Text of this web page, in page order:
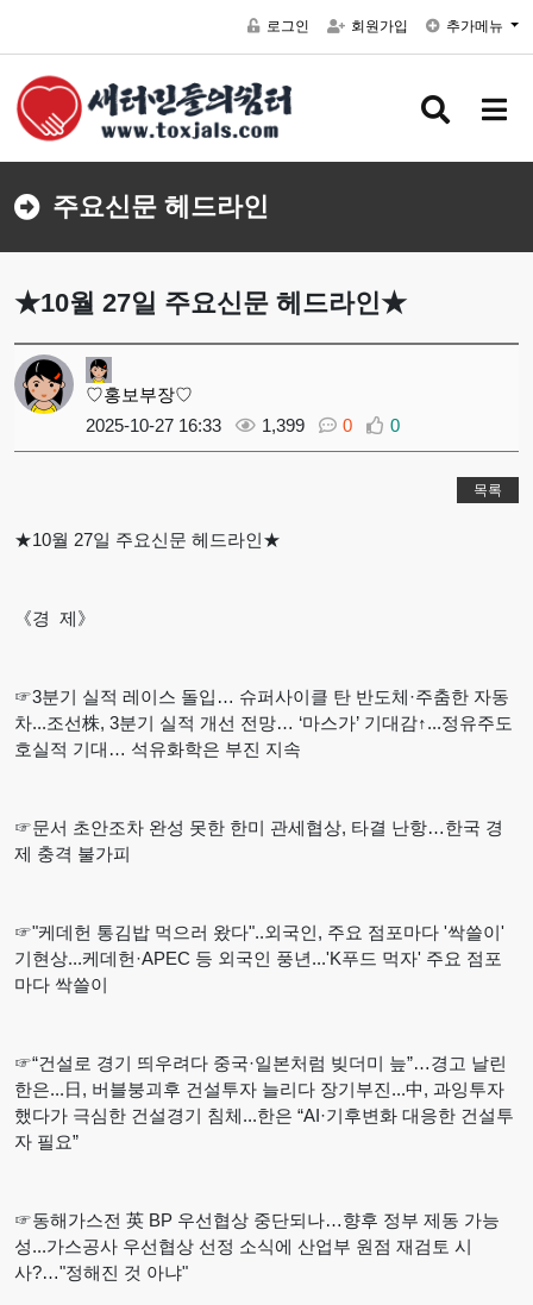
로그인 회원가입 추가메뉴
검색 버
메
주요신문 헤드라인
★10월 27일 주요신문 헤드라인★
♡홍보부장♡
2025-10-27 16:33
1,399 0 0
목록
★10월 27일 주요신문 헤드라인★
《경 제》
☞3분기 실적 레이스 돌입… 슈퍼사이클 탄 반도체·주춤한 자동
차...조선株, 3분기 실적 개선 전망… ‘마스가’ 기대감↑...정유주도
호실적 기대… 석유화학은 부진 지속
☞문서 초안조차 완성 못한 한미 관세협상, 타결 난항…한국 경
제 충격 불가피
☞"케데헌 통김밥 먹으러 왔다"..외국인, 주요 점포마다 '싹쓸이'
기현상...케데헌·APEC 등 외국인 풍년...'K푸드 먹자' 주요 점포
마다 싹쓸이
☞“건설로 경기 띄우려다 중국·일본처럼 빚더미 늪”…경고 날린
한은...日, 버블붕괴후 건설투자 늘리다 장기부진...中, 과잉투자
했다가 극심한 건설경기 침체...한은 “AI·기후변화 대응한 건설투
자 필요”
☞동해가스전 英 BP 우선협상 중단되나…향후 정부 제동 가능
성...가스공사 우선협상 선정 소식에 산업부 원점 재검토 시
사?…"정해진 것 아냐"